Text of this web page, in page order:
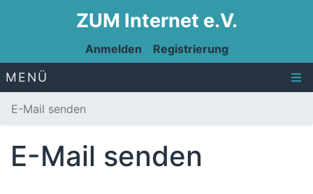
ZUM Internet e.V.
Anmelden Registrierung
MENÜ
E-Mail senden
E-Mail senden